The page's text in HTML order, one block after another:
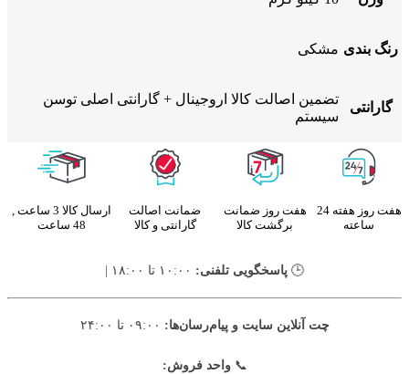
رنگ بندی مشکی
گارانتی
تضمین اصالت کالا اروجینال + گارانتی اصلی توسن
سیستم
هفت روز هفته 24
ساعته
هفت روز ضمانت
برگشت کالا
ضمانت اصالت
گارانتی و کالا
ارسال کالا 3 ساعت ,
48 ساعت
🕒 پاسخگویی تلفنی:
چت آنلاین سایت و پیام‌رسان‌ها:
📞واحد فروش: